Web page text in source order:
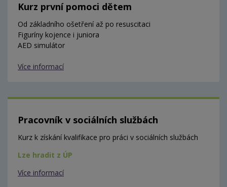
Kurz první pomoci dětem
Od základního ošetření až po resuscitaci
Figuríny kojence i juniora
AED simulátor
Více informací
Pracovník v sociálních službách
Kurz k získání kvalifikace pro práci v sociálních službách
Lze hradit z ÚP
Více informací